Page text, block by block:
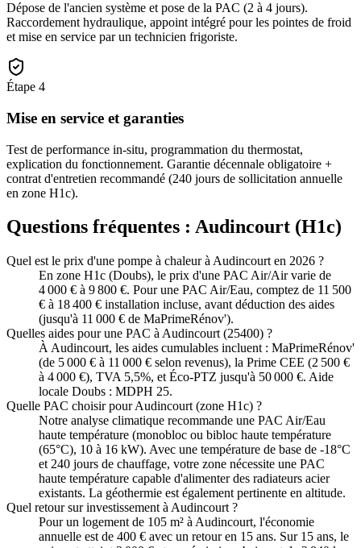
Dépose de l'ancien système et pose de la PAC (2 à 4 jours).
Raccordement hydraulique, appoint intégré pour les pointes de froid
et mise en service par un technicien frigoriste.
Étape 4
Mise en service et garanties
Test de performance in-situ, programmation du thermostat,
explication du fonctionnement. Garantie décennale obligatoire +
contrat d'entretien recommandé (240 jours de sollicitation annuelle
en zone H1c).
Questions fréquentes : Audincourt (H1c)
Quel est le prix d'une pompe à chaleur à Audincourt en 2026 ?
En zone H1c (Doubs), le prix d'une PAC Air/Air varie de
4 000 € à 9 800 €. Pour une PAC Air/Eau, comptez de 11 500
€ à 18 400 € installation incluse, avant déduction des aides
(jusqu'à 11 000 € de MaPrimeRénov').
Quelles aides pour une PAC à Audincourt (25400) ?
À Audincourt, les aides cumulables incluent : MaPrimeRénov'
(de 5 000 € à 11 000 € selon revenus), la Prime CEE (2 500 €
à 4 000 €), TVA 5,5%, et Éco-PTZ jusqu'à 50 000 €. Aide
locale Doubs : MDPH 25.
Quelle PAC choisir pour Audincourt (zone H1c) ?
Notre analyse climatique recommande une PAC Air/Eau
haute température (monobloc ou bibloc haute température
(65°C), 10 à 16 kW). Avec une température de base de -18°C
et 240 jours de chauffage, votre zone nécessite une PAC
haute température capable d'alimenter des radiateurs acier
existants. La géothermie est également pertinente en altitude.
Quel retour sur investissement à Audincourt ?
Pour un logement de 105 m² à Audincourt, l'économie
annuelle est de 400 € avec un retour en 15 ans. Sur 15 ans, le